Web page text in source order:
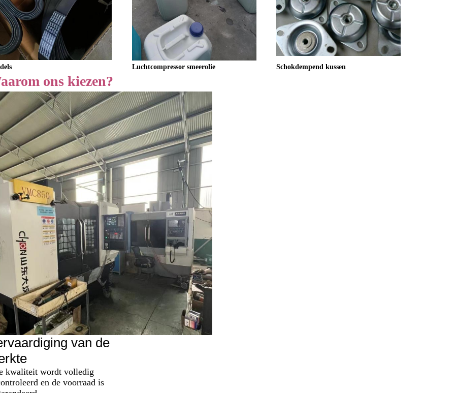
Luchtcompressor smeerolie Schokdempend kussen
ons kiezen?
van de
kwaliteit wordt volledig
en de voorraad is